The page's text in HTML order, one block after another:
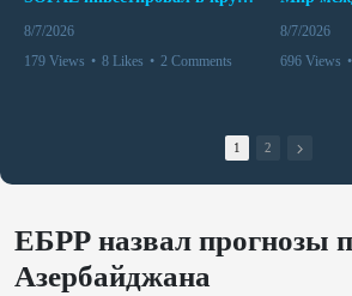
8/7/2026
179 Views • 8 Likes • 2 Comments
8/7/2026
696 Views •
1 2
ЕБРР назвал прогнозы
Азербайджана